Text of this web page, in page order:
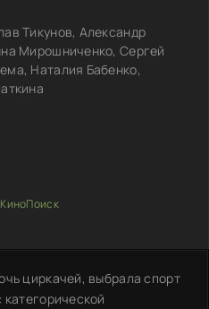
Тикунов, Александр
Мирошниченко, Сергей
Наталия Бабенко,
циркачей, выбрала спорт